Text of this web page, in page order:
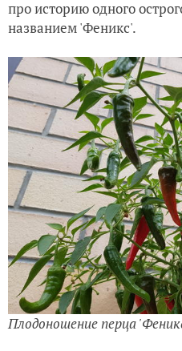
про историю одного
названием 'Феникс'.
Плодоношение перца